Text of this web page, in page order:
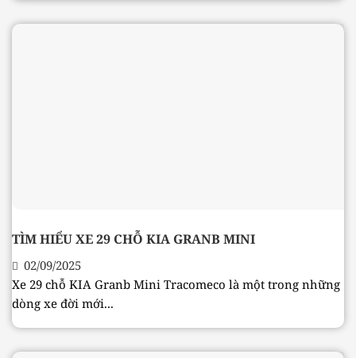
TÌM HIỂU XE 29 CHỖ KIA GRANB MINI
Xe 29 chỗ KIA Granb Mini Tracomeco là một trong những
dòng xe đời mới...
02/09/2025